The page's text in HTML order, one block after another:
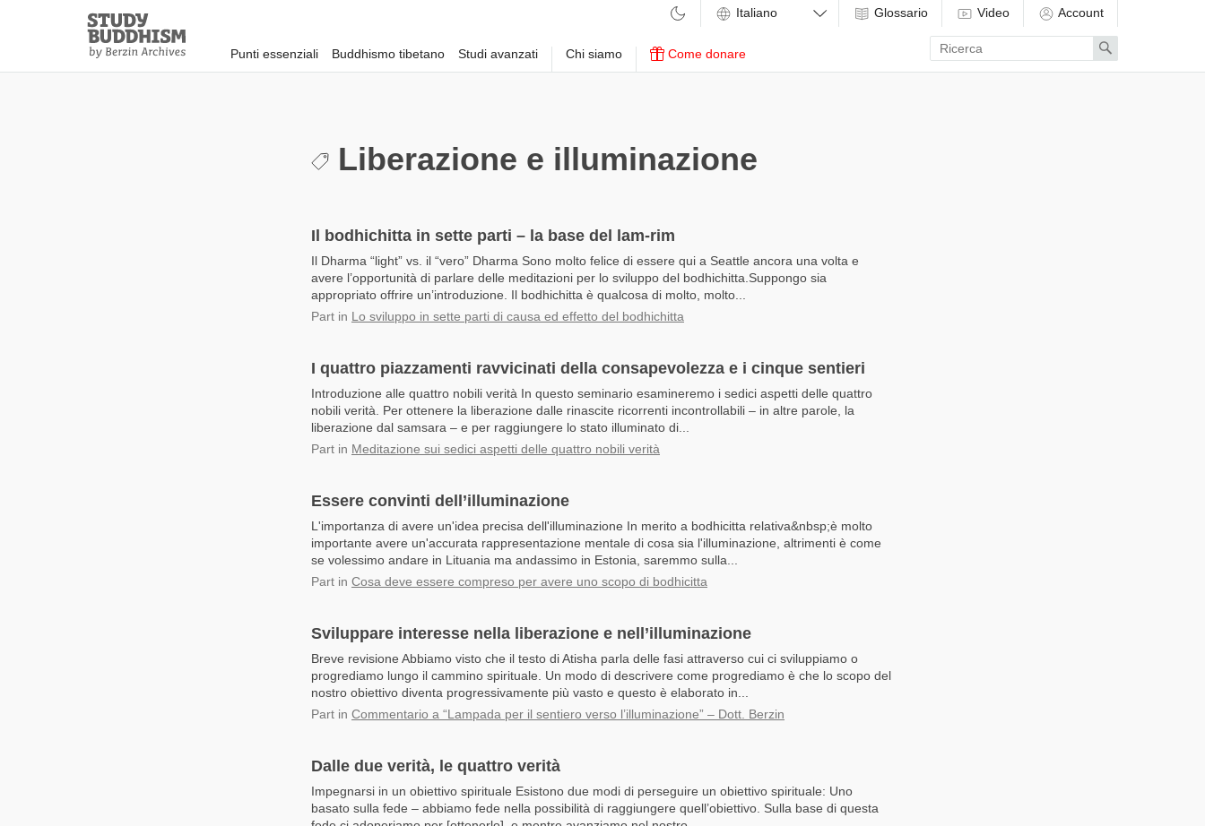
Study
Buddhism
Home
Punti essenziali Buddhismo tibetano Studi avanzati Chi siamo Come donare
Glossario Video Account
Enter
search
term
Search
Liberazione e illuminazione
Il bodhichitta in sette parti – la base del lam-rim
Il Dharma “light” vs. il “vero” Dharma Sono molto felice di essere qui a Seattle ancora una volta e
avere l’opportunità di parlare delle meditazioni per lo sviluppo del bodhichitta.Suppongo sia
appropriato offrire un’introduzione. Il bodhichitta è qualcosa di molto, molto...
Part in Lo sviluppo in sette parti di causa ed effetto del bodhichitta
I quattro piazzamenti ravvicinati della consapevolezza e i cinque sentieri
Introduzione alle quattro nobili verità In questo seminario esamineremo i sedici aspetti delle quattro
nobili verità. Per ottenere la liberazione dalle rinascite ricorrenti incontrollabili – in altre parole, la
liberazione dal samsara – e per raggiungere lo stato illuminato di...
Part in Meditazione sui sedici aspetti delle quattro nobili verità
Essere convinti dell’illuminazione
L'importanza di avere un'idea precisa dell'illuminazione In merito a bodhicitta relativa&nbsp;è molto
importante avere un'accurata rappresentazione mentale di cosa sia l'illuminazione, altrimenti è come
se volessimo andare in Lituania ma andassimo in Estonia, saremmo sulla...
Part in Cosa deve essere compreso per avere uno scopo di bodhicitta
Sviluppare interesse nella liberazione e nell’illuminazione
Breve revisione Abbiamo visto che il testo di Atisha parla delle fasi attraverso cui ci sviluppiamo o
progrediamo lungo il cammino spirituale. Un modo di descrivere come progrediamo è che lo scopo del
nostro obiettivo diventa progressivamente più vasto e questo è elaborato in...
Part in Commentario a “Lampada per il sentiero verso l’illuminazione” – Dott. Berzin
Dalle due verità, le quattro verità
Impegnarsi in un obiettivo spirituale Esistono due modi di perseguire un obiettivo spirituale: Uno
basato sulla fede – abbiamo fede nella possibilità di raggiungere quell’obiettivo. Sulla base di questa